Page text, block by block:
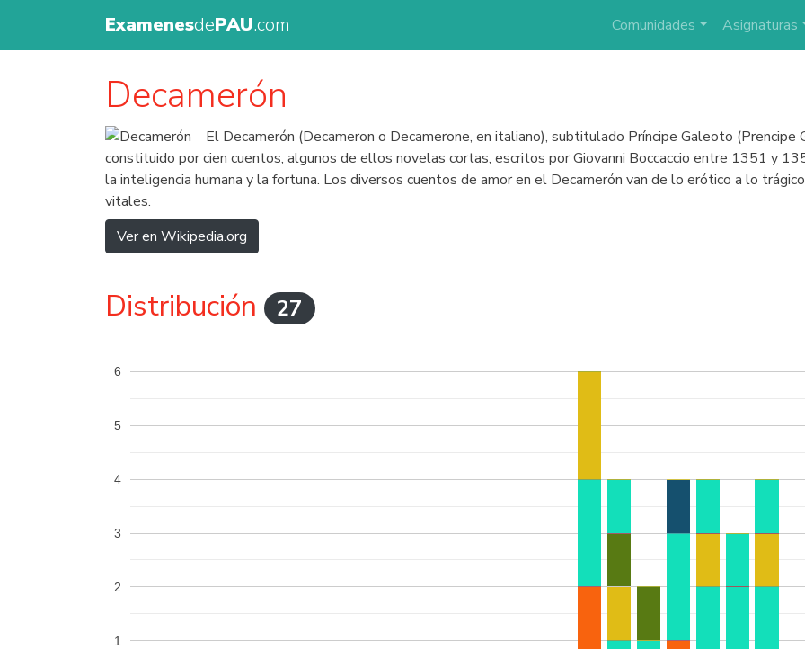
ExamenesdePAU.com Comunidades Asignaturas
Decamerón
El Decamerón (Decameron o Decamerone, en italiano), subtitulado Príncipe Galeoto
constituido por cien cuentos, algunos de ellos novelas cortas, escritos por Giovanni Boccaccio entre 1351 y
la inteligencia humana y la fortuna. Los diversos cuentos de amor en el Decamerón van de lo erótico a lo
vitales.
Ver en Wikipedia.org
Distribución 27
1
2
3
4
5
6